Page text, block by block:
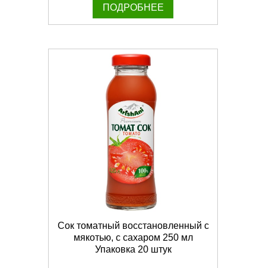
ПОДРОБНЕЕ
Сок томатный восстановленный с
мякотью, с сахаром 250 мл
Упаковка 20 штук